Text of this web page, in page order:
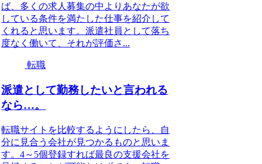
ば、多くの求人募集の中よりあなたが欲
している条件を満たした仕事を紹介して
くれると思います。派遣社員として落ち
度なく働いて、それが評価さ...
転職
派遣として勤務したいと言われる
なら…。
転職サイトを比較するようにしたら、自
分に見合う会社が見つかるものと思いま
す。4～5個登録すれば最良の支援会社を